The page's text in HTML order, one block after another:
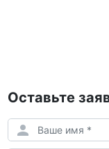
Оставьте